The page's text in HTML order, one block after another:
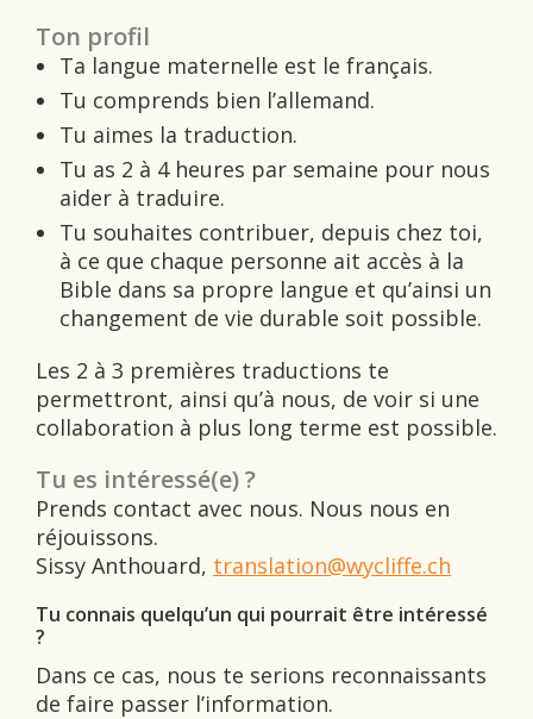
Ton profil
Ta langue maternelle est le français.
Tu comprends bien l’allemand.
Tu aimes la traduction.
Tu as 2 à 4 heures par semaine pour nous
aider à traduire.
Tu souhaites contribuer, depuis chez toi,
à ce que chaque personne ait accès à la
Bible dans sa propre langue et qu’ainsi un
changement de vie durable soit possible.
Les 2 à 3 premières traductions te
permettront, ainsi qu’à nous, de voir si une
collaboration à plus long terme est possible.
Tu es intéressé(e) ?
Prends contact avec nous. Nous nous en
réjouissons.
Sissy Anthouard, translation@wycliffe.ch
Tu connais quelqu’un qui pourrait être intéressé
?
Dans ce cas, nous te serions reconnaissants
de faire passer l’information.